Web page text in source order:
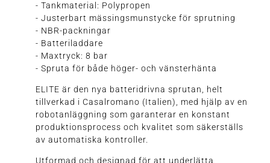
- Tankmaterial: Polypropen
- Justerbart mässingsmunstycke för sprutning
- NBR-packningar
- Batteriladdare
- Maxtryck: 8 bar
- Spruta för både höger- och vänsterhänta
ELITE är den nya batteridrivna sprutan, helt
tillverkad i Casalromano (Italien), med hjälp av en
robotanläggning som garanterar en konstant
produktionsprocess och kvalitet som säkerställs
av automatiska kontroller.
Utformad och designad för att underlätta